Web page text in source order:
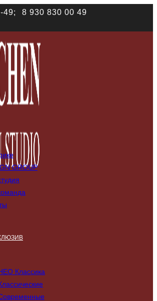
49; 8 930 830 00 49
GROUP
Классика
файлы cookies. Продолжая им